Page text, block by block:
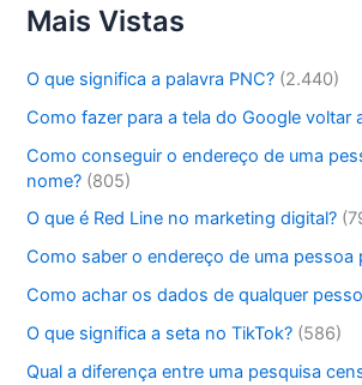
Mais Vistas
O que significa a palavra PNC? (2.440)
Como fazer para a tela do Google voltar
Como conseguir o endereço de uma
nome? (805)
O que é Red Line no marketing digital?
Como saber o endereço de uma pessoa
Como achar os dados de qualquer
O que significa a seta no TikTok? (586)
Qual a diferença entre uma pesquisa